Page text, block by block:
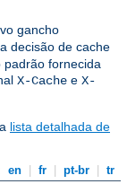
gancho
decisão de cache
fornecida
X-Cache e X-
lista detalhada de
en fr pt-br
tr